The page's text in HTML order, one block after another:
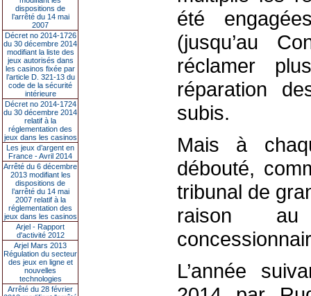
dispositions de
l’arrêté du 14 mai
2007
Décret no 2014-1726
du 30 décembre 2014
modifiant la liste des
jeux autorisés dans
les casinos fixée par
l’article D. 321-13 du
code de la sécurité
intérieure
Décret no 2014-1724
du 30 décembre 2014
relatif à la
réglementation des
jeux dans les casinos
Les jeux d’argent en
France - Avril 2014
Arrêté du 6 décembre
2013 modifiant les
dispositions de
l’arrêté du 14 mai
2007 relatif à la
réglementation des
jeux dans les casinos
Arjel - Rapport
d'activité 2012
Arjel Mars 2013
Régulation du secteur
des jeux en ligne et
nouvelles
technologies
Arrêté du 28 février
été
(jusqu’au
réclamer
réparation
subis.
Mais à
débouté,
tribunal de
raison
L’année